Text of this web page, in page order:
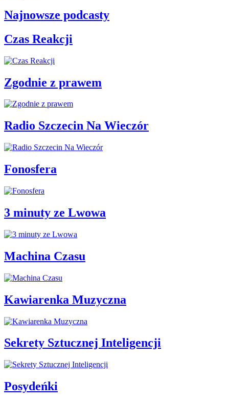
Najnowsze podcasty
Czas Reakcji
Zgodnie z prawem
Radio Szczecin Na Wieczór
Fonosfera
3 minuty ze Lwowa
Machina Czasu
Kawiarenka Muzyczna
Sekrety Sztucznej Inteligencji
Posydeńki